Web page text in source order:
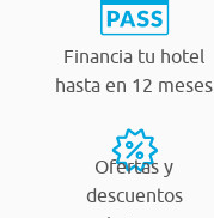
Financia tu hotel
hasta en 12 meses
Ofertas y
descuentos